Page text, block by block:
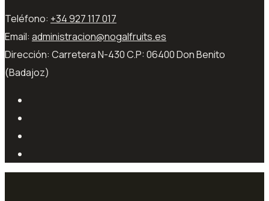
Teléfono: +34 927 117 017
Email: administracion@nogalfruits.es
Dirección: Carretera N-430 C.P: 06400 Don Benito
(Badajoz)